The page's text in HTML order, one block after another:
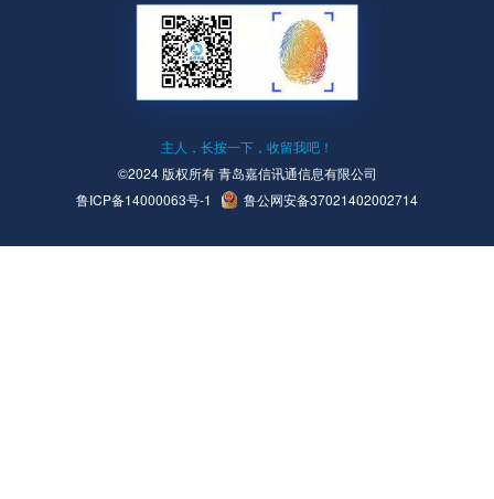
主人，长按一下，收留我吧！
©2024 版权所有 青岛嘉信讯通信息有限公司
鲁ICP备14000063号-1
鲁公网安备37021402002714